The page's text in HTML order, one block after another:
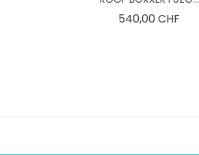
540,00 CHF